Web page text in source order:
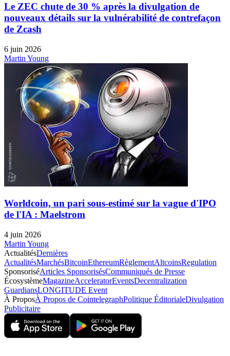
Le ZEC chute de 30 % après la divulgation de
nouveaux détails sur la vulnérabilité de contrefaçon
de Zcash
6 juin 2026
Martin Young
Worldcoin, un pari sous-estimé sur la vague d'IPO
de l'IA : Maelstrom
4 juin 2026
Martin Young
ActualitésDernières
ActualitésMarchésBitcoinEthereumRèglementAltcoinsRegulation
SponsoriséArticles SponsorisésCommuniqués de Presse
ÉcosystèmeMagazineAcceleratorEventsDecentralization
GuardiansLONGITUDE Event
À ProposÀ Propos de CointelegraphPolitique ÉditorialeDivulgation
Publicitaire